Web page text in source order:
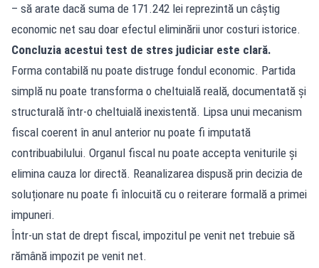
– să arate dacă suma de 171.242 lei reprezintă un câștig
economic net sau doar efectul eliminării unor costuri istorice.
Concluzia acestui test de stres judiciar este clară.
Forma contabilă nu poate distruge fondul economic. Partida
simplă nu poate transforma o cheltuială reală, documentată și
structurală într-o cheltuială inexistentă. Lipsa unui mecanism
fiscal coerent în anul anterior nu poate fi imputată
contribuabilului. Organul fiscal nu poate accepta veniturile și
elimina cauza lor directă. Reanalizarea dispusă prin decizia de
soluționare nu poate fi înlocuită cu o reiterare formală a primei
impuneri.
Într-un stat de drept fiscal, impozitul pe venit net trebuie să
rămână impozit pe venit net.